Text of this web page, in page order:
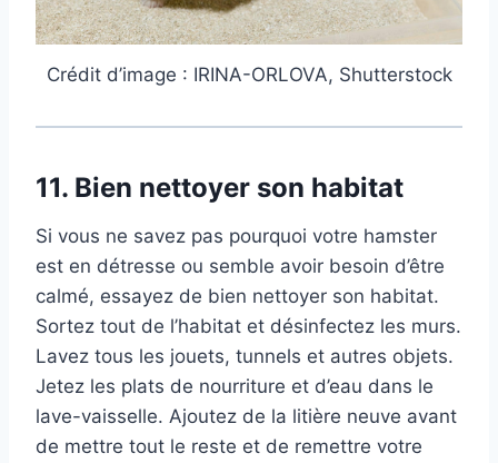
Crédit d’image : IRINA-ORLOVA, Shutterstock
11. Bien nettoyer son habitat
Si vous ne savez pas pourquoi votre hamster
est en détresse ou semble avoir besoin d’être
calmé, essayez de bien nettoyer son habitat.
Sortez tout de l’habitat et désinfectez les murs.
Lavez tous les jouets, tunnels et autres objets.
Jetez les plats de nourriture et d’eau dans le
lave-vaisselle. Ajoutez de la litière neuve avant
de mettre tout le reste et de remettre votre